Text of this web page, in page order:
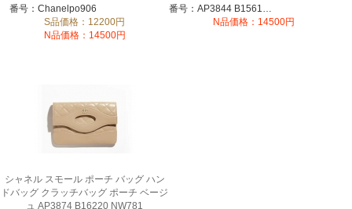
番号：Chanelpo906
S品価格：12200円
N品価格：14500円
番号：AP3844 B15617 NU908
N品価格：14500円
シャネル スモール ポーチ バッグ ハン
ドバッグ クラッチバッグ ポーチ ベージ
ュ AP3874 B16220 NW781